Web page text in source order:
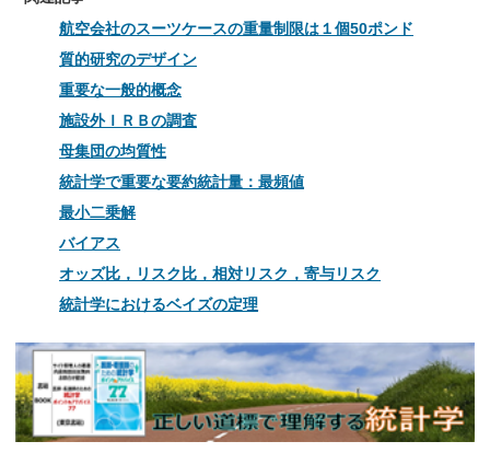
航空会社のスーツケースの重量制限は１個50ポンド
質的研究のデザイン
重要な一般的概念
施設外ＩＲＢの調査
母集団の均質性
統計学で重要な要約統計量：最頻値
最小二乗解
バイアス
オッズ比，リスク比，相対リスク，寄与リスク
統計学におけるベイズの定理